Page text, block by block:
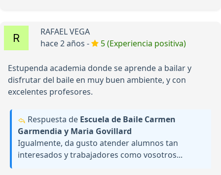
RAFAEL VEGA
hace 2 años -
5 (Experiencia positiva)
Estupenda academia donde se aprende a bailar y
disfrutar del baile en muy buen ambiente, y con
excelentes profesores.
Respuesta de Escuela de Baile Carmen
Garmendia y Maria Govillard
Igualmente, da gusto atender alumnos tan
interesados y trabajadores como vosotros...